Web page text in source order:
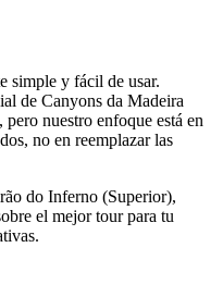
simple y fácil de usar.
de Canyons da Madeira
nuestro enfoque está en
no en reemplazar las
do Inferno (Superior),
el mejor tour para tu